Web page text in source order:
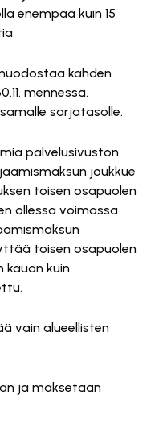
enempää kuin 15
kahden
mennessä.
sarjatasolle.
palvelusivuston
joukkue
toisen osapuolen
ollessa voimassa
toisen osapuolen
kauan kuin
vain alueellisten
ja maksetaan